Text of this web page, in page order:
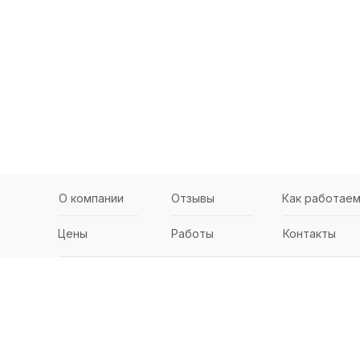
О компании Отзывы Как работаем
Работы Контакты
Цены